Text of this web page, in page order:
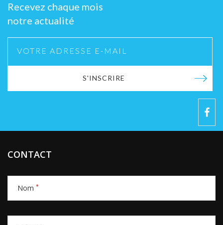
Recevez chaque mois
notre actualité
S'INSCRIRE
CONTACT
Nom *